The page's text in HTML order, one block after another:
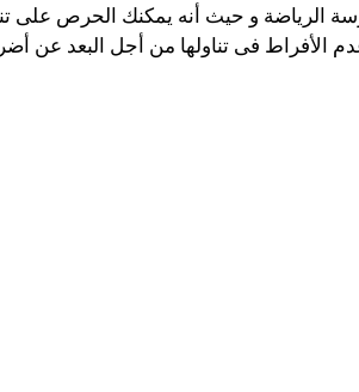
الرياضة و حيث أنه يمكنك الحرص على
فى تناولها من أجل البعد عن